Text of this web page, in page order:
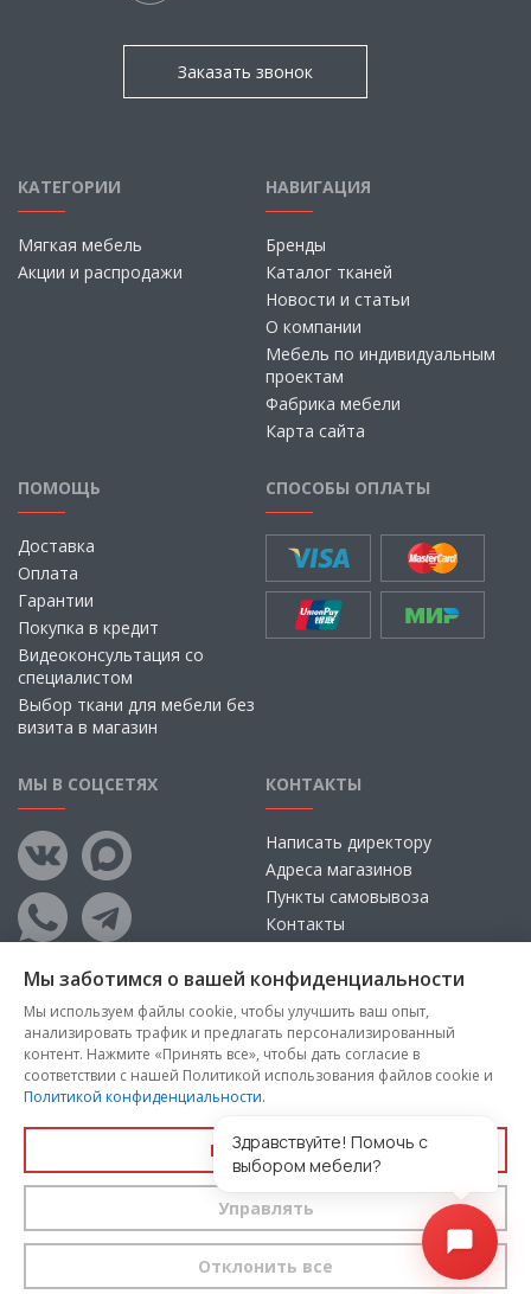
Заказать звонок
КАТЕГОРИИ
Мягкая мебель
Акции и распродажи
НАВИГАЦИЯ
Бренды
Каталог тканей
Новости и статьи
О компании
Мебель по индивидуальным
проектам
Фабрика мебели
Карта сайта
ПОМОЩЬ
Доставка
Оплата
Гарантии
Покупка в кредит
Видеоконсультация со
специалистом
Выбор ткани для мебели без
визита в магазин
СПОСОБЫ ОПЛАТЫ
МЫ В СОЦСЕТЯХ КОНТАКТЫ
Написать директору
Адреса магазинов
Пункты самовывоза
Контакты
Copyright © 2026, ООО «100 Диванов» — Все права защищены
Администрация Сайта не несет ответственности за
размещаемые Пользователями материалы, их содержание,
качество.
политики конфиденциальностии
пользовательского соглашениякаждый раз, когда оставляете
свои данные в любой форме обратной связи на сайте
Мы заботимся о вашей конфиденциальности
Мы используем файлы cookie, чтобы улучшить ваш опыт,
анализировать трафик и предлагать персонализированный
контент. Нажмите «Принять все», чтобы дать согласие в
соответствии с нашей Политикой использования файлов cookie и
Политикой конфиденциальности.
Принять все
Управлять
Отклонить все
Здравствуйте! Помочь с
выбором мебели?